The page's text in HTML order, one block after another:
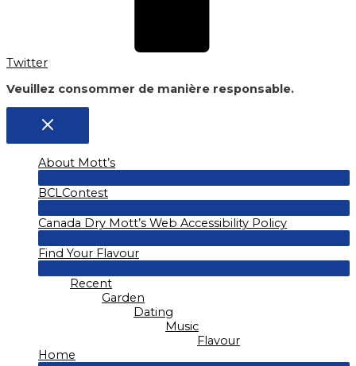
Twitter
Veuillez consommer de manière responsable.
About Mott’s
Menu
BCLContest
Menu
Toggle
Canada Dry Mott’s Web Accessibility Policy
Menu
Find Your Flavour
Menu
Recent
Garden
Dating
Music
Flavour
Home